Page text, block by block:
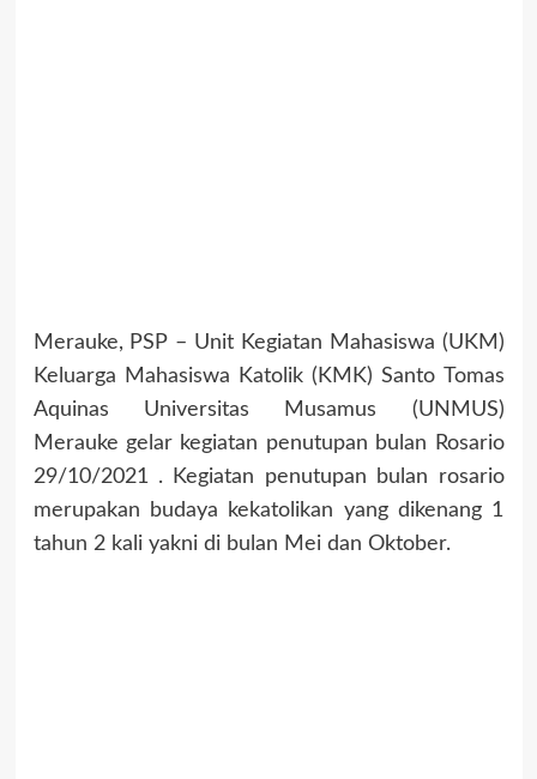
Merauke, PSP – Unit Kegiatan Mahasiswa (UKM)
Keluarga Mahasiswa Katolik (KMK) Santo Tomas
Aquinas Universitas Musamus (UNMUS)
Merauke gelar kegiatan penutupan bulan Rosario
29/10/2021 . Kegiatan penutupan bulan rosario
merupakan budaya kekatolikan yang dikenang 1
tahun 2 kali yakni di bulan Mei dan Oktober.